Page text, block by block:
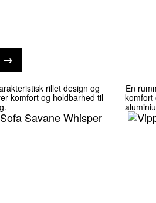
rillet design og
komfort og holdbarhed til
En
komfort